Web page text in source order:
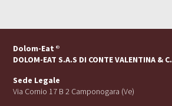
Dolom-Eat ®
DOLOM-EAT S.A.S DI CONTE VALENTINA & C.
Sede Legale
Via Cornio 17 B 2 Camponogara (Ve)